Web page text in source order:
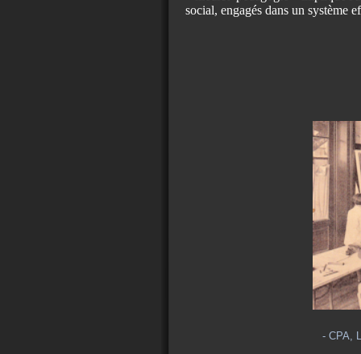
social, engagés dans un système
- CPA,